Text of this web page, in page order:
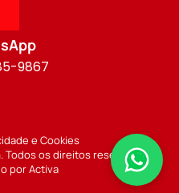
9867
e Cookies
Todos os direitos reservados.
por Activa